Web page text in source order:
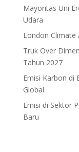
Mayoritas Uni
Udara
London Climate
Truk Over
Tahun 2027
Emisi Karbon di
Global
Emisi di Sektor
Baru